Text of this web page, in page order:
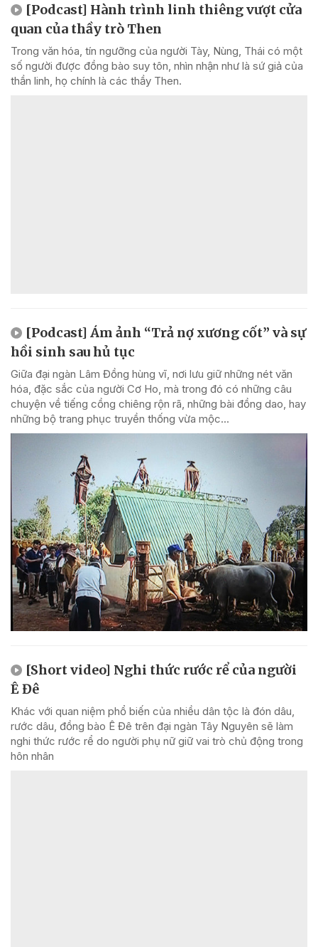
[Podcast] Hành trình linh thiêng vượt cửa
quan của thầy trò Then
Trong văn hóa, tín ngưỡng của người Tày, Nùng, Thái có một
số người được đồng bào suy tôn, nhìn nhận như là sứ giả của
thần linh, họ chính là các thầy Then.
[Podcast] Ám ảnh “Trả nợ xương cốt” và sự
hồi sinh sau hủ tục
Giữa đại ngàn Lâm Đồng hùng vĩ, nơi lưu giữ những nét văn
hóa, đặc sắc của người Cơ Ho, mà trong đó có những câu
chuyện về tiếng cồng chiêng rộn rã, những bài đồng dao, hay
những bộ trang phục truyền thống vừa mộc...
[Short video] Nghi thức rước rể của người
Ê Đê
Khác với quan niệm phổ biến của nhiều dân tộc là đón dâu,
rước dâu, đồng bào Ê Đê trên đại ngàn Tây Nguyên sẽ làm
nghi thức rước rể do người phụ nữ giữ vai trò chủ động trong
hôn nhân